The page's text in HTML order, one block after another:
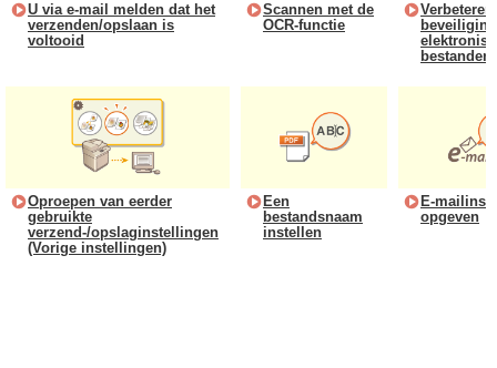
U via e-mail melden dat het
verzenden/opslaan is
voltooid
Scannen met de
OCR-functie
bestanden
Oproepen van eerder
gebruikte
verzend-/opslaginstellingen
(Vorige instellingen)
Een
bestandsnaam
instellen
E-
opgeven